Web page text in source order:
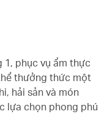
1, phục vụ ẩm thực
thưởng thức một
hải sản và món
lựa chọn phong phú